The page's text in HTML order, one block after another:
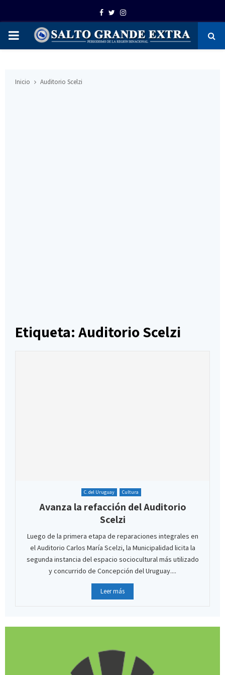
Facebook
TwitterInstagram
PRIMARY
Inicio Auditorio Scelzi
Etiqueta: Auditorio Scelzi
C. del Uruguay Cultura
Avanza la refacción del Auditorio
Scelzi
Luego de la primera etapa de reparaciones integrales en
el Auditorio Carlos María Scelzi, la Municipalidad licita la
segunda instancia del espacio sociocultural más utilizado
y concurrido de Concepción del Uruguay....
Leer más